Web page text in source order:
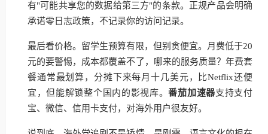
有"可能共享您的数据给第三方"的条款。正规产品会明确
承诺零日志政策，不记录你的访问记录。
最后看价格。留学生预算有限，但别贪便宜。月费低于20
元的要警惕，成本都覆盖不了，哪来的服务质量？年费套
餐通常最划算，分摊下来每月十几美元，比Netflix还便
宜，但能解锁整个国内的影视库。番茄加速器支持支付
宝、微信、信用卡支付，对海外用户很友好。